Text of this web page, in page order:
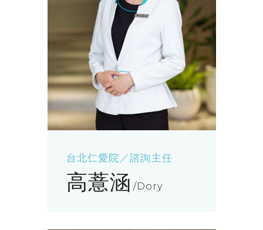
台北仁愛院／諮詢主任
高薏涵 Dory